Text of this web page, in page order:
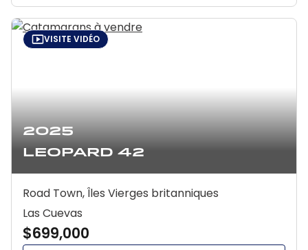
2025
Leopard 42
VISITE VIDÉO
Road Town, Îles Vierges britanniques
Las Cuevas
$699,000